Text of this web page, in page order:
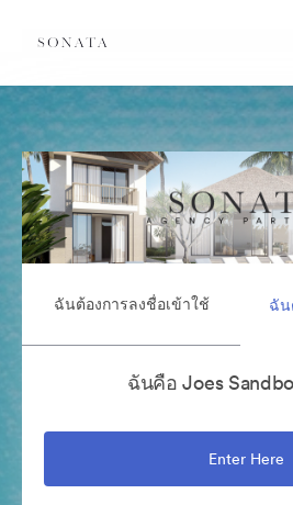
ฉันต้องการลงชื่อเข้าใช้ ฉัน
ฉันคือ Joes
Enter Here